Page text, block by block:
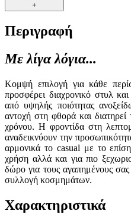
+
Περιγραφή
Με λίγα λόγια...
Κομψή επιλογή για κάθε
προσφέρει διαχρονικό στυλ
από υψηλής ποιότητας
αντοχή στη φθορά και
χρόνου. Η φροντίδα στη
αναδεικνύουν την
αρμονικά το casual με το
χρήση αλλά και για πιο
δώρο για τους αγαπημένους
συλλογή κοσμημάτων.
Χαρακτηριστικά